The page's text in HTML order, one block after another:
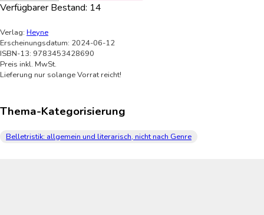
Verfügbarer Bestand: 14
Verlag: Heyne
Erscheinungsdatum: 2024-06-12
ISBN-13: 9783453428690
Preis inkl. MwSt.
Lieferung nur solange Vorrat reicht!
Thema-Kategorisierung
Belletristik: allgemein und literarisch, nicht nach Genre